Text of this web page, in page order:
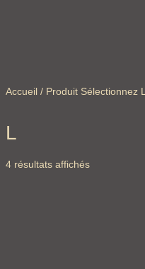
Accueil / Produit Sélectionnez
L
4 résultats affichés